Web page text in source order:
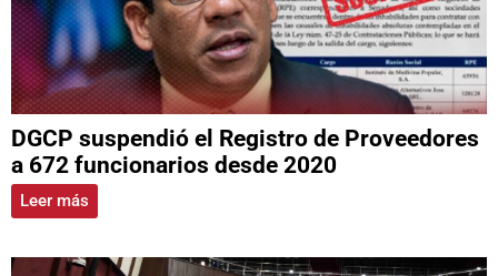
DGCP suspendió el Registro de Proveedores
a 672 funcionarios desde 2020
Leer más